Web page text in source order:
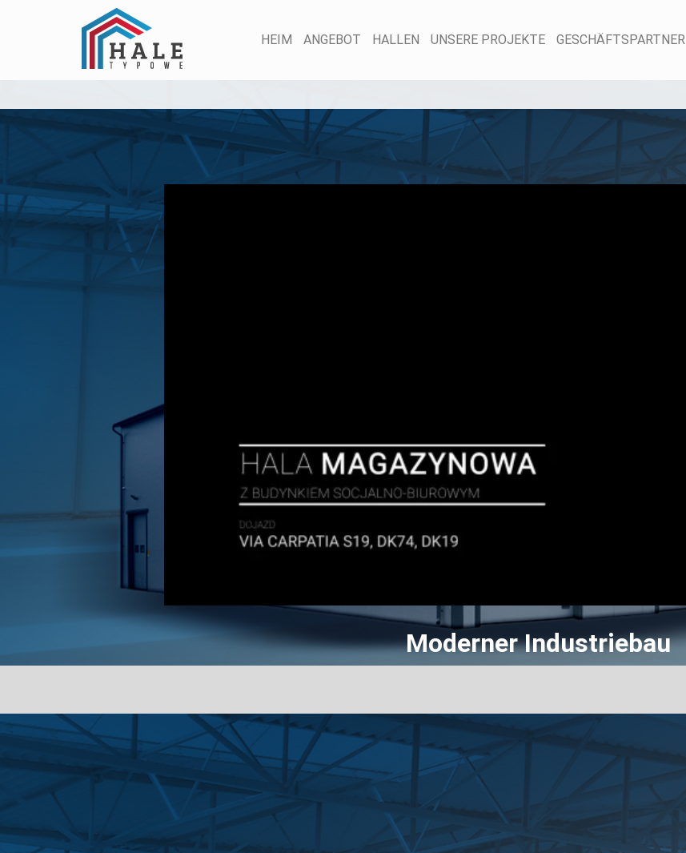
HEIM ANGEBOT HALLEN UNSERE PROJEKTE GESCHÄFTSPARTNER
Moderner Industriebau